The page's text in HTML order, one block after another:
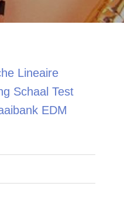
Lineaire
Schaal Test
EDM